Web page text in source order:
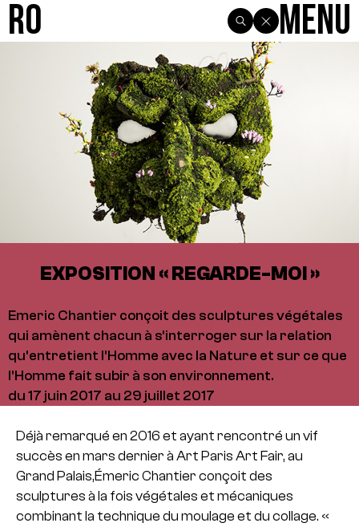
R0 Menu
EXPOSITION « REGARDE-MOI »
Emeric Chantier conçoit des sculptures végétales
qui amènent chacun à s'interroger sur la relation
qu'entretient l'Homme avec la Nature et sur ce que
l'Homme fait subir à son environnement.
du 17 juin 2017 au 29 juillet 2017
Déjà remarqué en 2016 et ayant rencontré un vif
succès en mars dernier à Art Paris Art Fair, au
Grand Palais,Émeric Chantier conçoit des
sculptures à la fois végétales et mécaniques
combinant la technique du moulage et du collage. «